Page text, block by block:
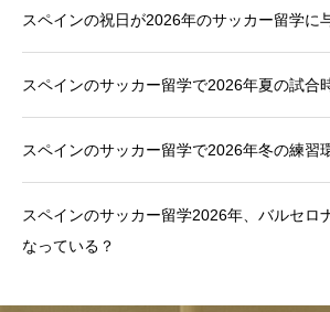
スペインの祝日が2026年のサッカー留学に
スペインのサッカー留学で2026年夏の試合
スペインのサッカー留学で2026年冬の練習
スペインのサッカー留学2026年、バルセロ
なっている？